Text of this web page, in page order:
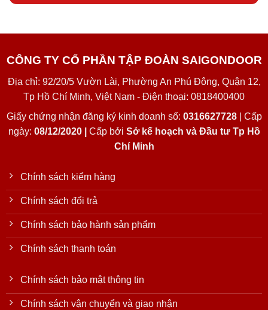
CÔNG TY CỔ PHẦN TẬP ĐOÀN SAIGONDOOR
Địa chỉ: 92/20/5 Vườn Lài, Phường An Phú Đông, Quận 12,
Tp Hồ Chí Minh, Việt Nam - Điện thoại: 0818400400
Giấy chứng nhận đăng ký kinh doanh số: 0316627728| Cấp
ngày: 08/12/2020 | Cấp bởi Sở kế hoạch và Đầu tư Tp Hồ
Chí Minh
Chính sách kiểm hàng
Chính sách đổi trả
Chính sách bảo hành sản phẩm
Chính sách thanh toán
Chính sách bảo mật thông tin
Chính sách vận chuyển và giao nhận